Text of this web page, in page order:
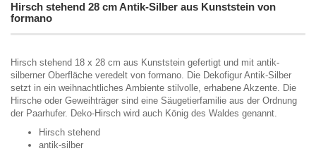
Hirsch stehend 28 cm Antik-Silber aus Kunststein von
formano
Hirsch stehend 18 x 28 cm aus Kunststein gefertigt und mit antik-
silberner Oberfläche veredelt von formano. Die Dekofigur Antik-Silber
setzt in ein weihnachtliches Ambiente stilvolle, erhabene Akzente. Die
Hirsche oder Geweihträger sind eine Säugetierfamilie aus der Ordnung
der Paarhufer. Deko-Hirsch wird auch König des Waldes genannt.
Hirsch stehend
antik-silber